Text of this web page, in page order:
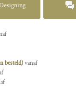
besteld)vanaf